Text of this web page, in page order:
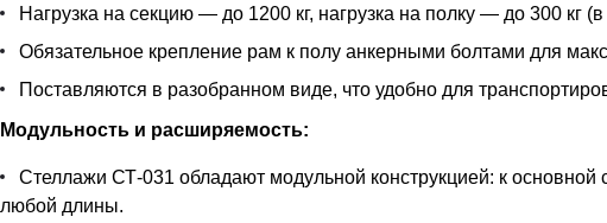
Нагрузка на секцию — до 1200 кг, нагрузка на полку — до 300 кг
Обязательное крепление рам к полу анкерными болтами для
Поставляются в разобранном виде, что удобно для
Модульность и расширяемость:
Стеллажи СТ-031 обладают модульной конструкцией: к
любой длины.